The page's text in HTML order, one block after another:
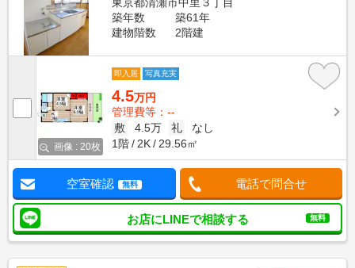
築年数
築61年
建物階数
2階建
画像 : 20枚
即入居 写真充実
4.5万円
管理費等：--
敷
4.5万 礼
なし
1階
2K 29.56㎡
空室確認 無料 電話で問合せ
お店にLINEで相談する 無料